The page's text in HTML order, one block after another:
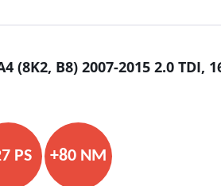
B8) 2007-2015 2.0 TDI,
PS +80 NM